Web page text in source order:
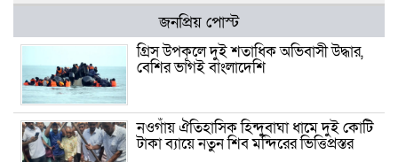
জনপ্রিয় পোস্ট
গ্রিস উপকূলে দুই শতাধিক অভিবাসী উদ্ধার,
বেশির ভাগই বাংলাদেশি
নওগাঁয় ঐতিহাসিক হিন্দুবাঘা ধামে দুই কোটি
টাকা ব্যায়ে নতুন শিব মন্দিরের ভিত্তিপ্রস্তর